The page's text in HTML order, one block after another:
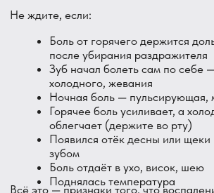
Шаг 4 — Контроль. Через 2–4 недели проверяем
результат. После лечения канала — контрольный снимок
воспаления у корня зажил.
Глубокий кариес лечится без боли — подробнее здесь
Зуб болит от горячего — это пульпит?
В большинстве случаев — да. Особенно если боль
держится дольше 15–30 секунд после убирания
горячего. Точный диагноз ставится после осмотра и
Чем боль от горячего отличается от боли от
Частые вопросы пациентов